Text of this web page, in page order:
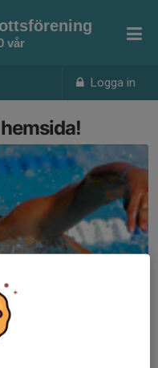
Logga in
vår